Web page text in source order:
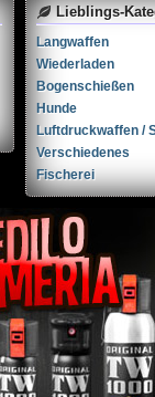
Lieblings-
Langwaffen
Wiederladen
Bogenschießen
Hunde
Luftdruckwaffen /
Verschiedenes
Fischerei